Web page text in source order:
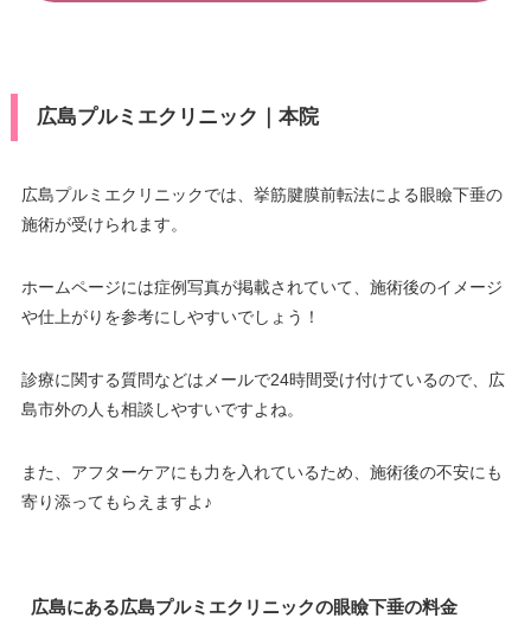
広島プルミエクリニック｜本院
広島プルミエクリニックでは、挙筋腱膜前転法による眼瞼下垂の
施術が受けられます。
ホームページには症例写真が掲載されていて、施術後のイメージ
や仕上がりを参考にしやすいでしょう！
診療に関する質問などはメールで24時間受け付けているので、広
島市外の人も相談しやすいですよね。
また、アフターケアにも力を入れているため、施術後の不安にも
寄り添ってもらえますよ♪
広島にある広島プルミエクリニックの眼瞼下垂の料金